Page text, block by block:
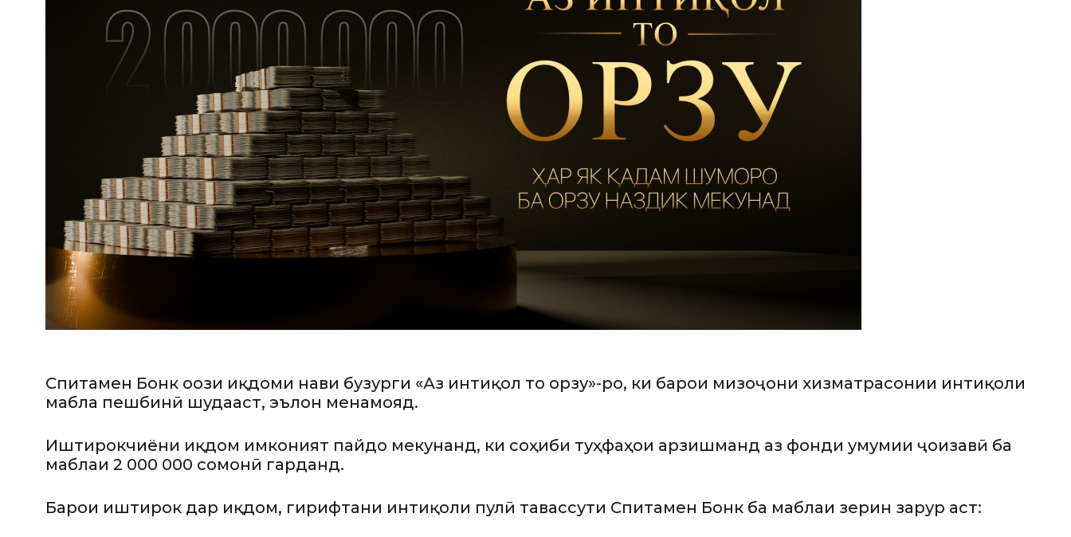
Спитамен Бонк оғози иқдоми нави бузурги «Аз интиқол то орзу»-ро, ки барои мизоҷони хизматрасонии интиқоли
маблағ пешбинӣ шудааст, эълон менамояд.
Иштирокчиёни иқдом имконият пайдо мекунанд, ки соҳиби туҳфаҳои арзишманд аз фонди умумии ҷоизавӣ ба
маблағи 2 000 000 сомонӣ гарданд.
Барои иштирок дар иқдом, гирифтани интиқоли пулӣ тавассути Спитамен Бонк ба маблағи зерин зарур аст: